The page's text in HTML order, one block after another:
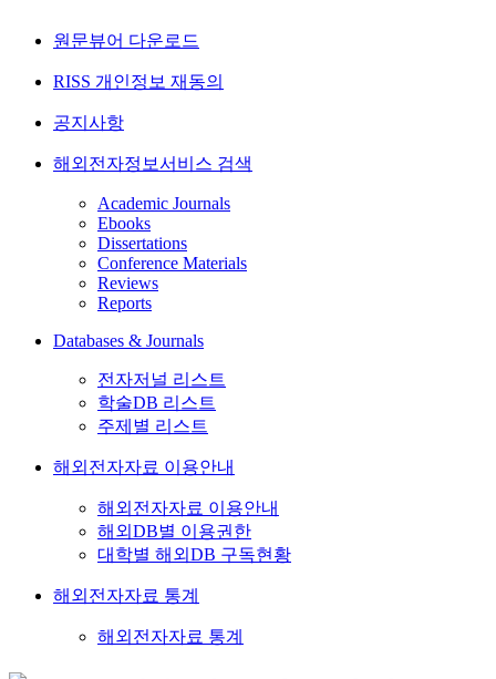
원문뷰어 다운로드
RISS 개인정보 재동의
공지사항
해외전자정보서비스 검색
Academic Journals
Ebooks
Dissertations
Conference Materials
Reviews
Reports
Databases & Journals
전자저널 리스트
학술DB 리스트
주제별 리스트
해외전자자료 이용안내
해외전자자료 이용안내
해외DB별 이용권한
대학별 해외DB 구독현황
해외전자자료 통계
해외전자자료 통계